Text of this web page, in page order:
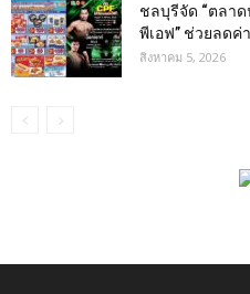
ชลบุรีจัด “ตลาด
พีเอฟ” ช่วยลด
สิงหาคม 5, 2026